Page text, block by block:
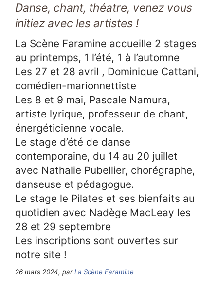
Danse, chant, théatre, venez vous
initiez avec les artistes !
La Scène Faramine accueille 2 stages
au printemps, 1 l’été, 1 à l’automne
Les 27 et 28 avril , Dominique Cattani,
comédien-marionnettiste
Les 8 et 9 mai, Pascale Namura,
artiste lyrique, professeur de chant,
énergéticienne vocale.
Le stage d’été de danse
contemporaine, du 14 au 20 juillet
avec Nathalie Pubellier, chorégraphe,
danseuse et pédagogue.
Le stage le Pilates et ses bienfaits au
quotidien avec Nadège MacLeay les
28 et 29 septembre
Les inscriptions sont ouvertes sur
notre site !
26 mars 2024, parLa Scène Faramine